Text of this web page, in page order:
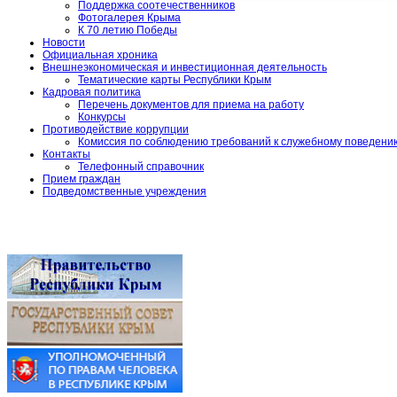
Поддержка соотечественников
Фотогалерея Крыма
К 70 летию Победы
Новости
Официальная хроника
Внешнеэкономическая и инвестиционная деятельность
Тематические карты Республики Крым
Кадровая политика
Перечень документов для приема на работу
Конкурсы
Противодействие коррупции
Комиссия по соблюдению требований к служебному
Контакты
Телефонный справочник
Прием граждан
Подведомственные учреждения